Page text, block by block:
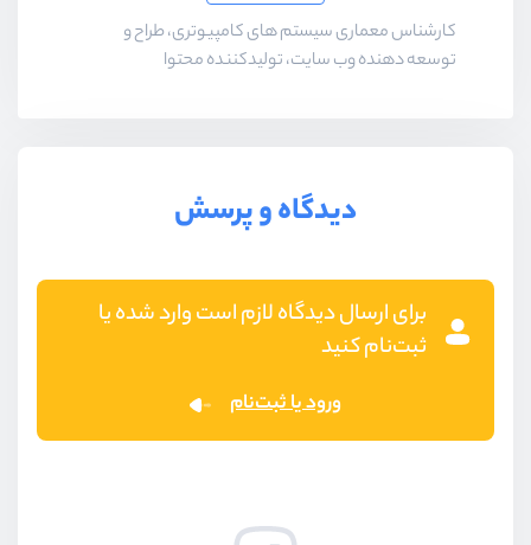
کارشناس معماری سیستم های کامپیوتری، طراح و
توسعه دهنده وب سایت، تولیدکننده محتوا
دیدگاه و پرسش
برای ارسال دیدگاه لازم است وارد شده یا
ثبت‌نام کنید
ورود یا ثبت‌نام